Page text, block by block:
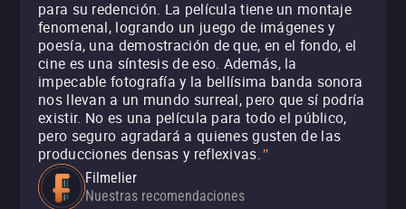
para su redención. La película tiene un montaje
fenomenal, logrando un juego de imágenes y
poesía, una demostración de que, en el fondo, el
cine es una síntesis de eso. Además, la
impecable fotografía y la bellísima banda sonora
nos llevan a un mundo surreal, pero que sí podría
existir. No es una película para todo el público,
pero seguro agradará a quienes gusten de las
producciones densas y reflexivas."
Filmelier
Nuestras recomendaciones